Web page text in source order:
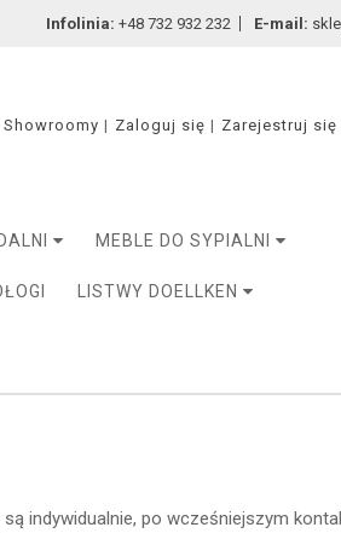
Infolinia: +48 732 932 232 E-mail:
Showroomy Zaloguj się Zarejestruj się
MEBLE DO SYPIALNI
LISTWY DOELLKEN
indywidualnie, po wcześniejszym